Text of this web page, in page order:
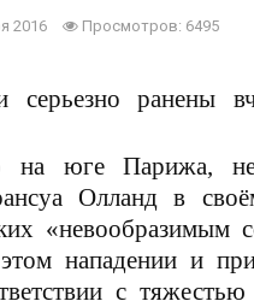
2016 Просмотров: 6495
серьезно ранены
на юге Парижа,
Олланд в
«невообразимым
нападении и
с